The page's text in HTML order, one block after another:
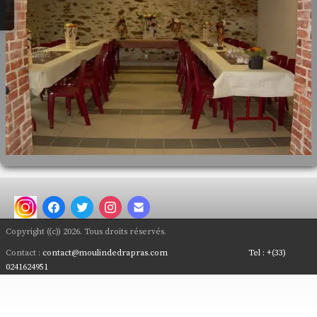
Nous Contacter
Plan d'Accès
Que faire en Anjou..
Salles de Réception
Copyright ((c)) 2026. Tous droits réservés.
Contact : contact@moulindedrapras.com Tel : +(33)
0241624951